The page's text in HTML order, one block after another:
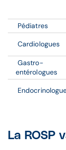
Pédiatres
Cardiologues
Gastro-
entérologues
La ROSP